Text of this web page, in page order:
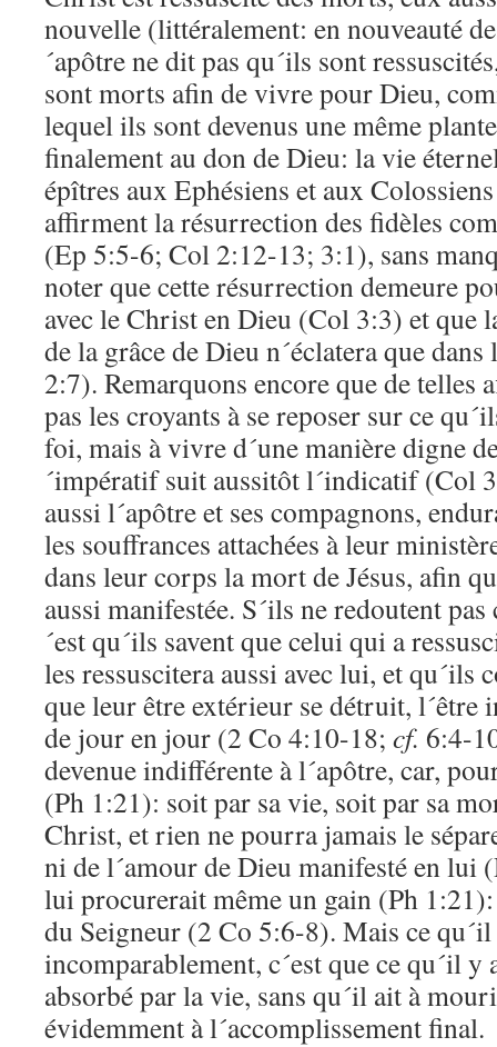
nouvelle (littéralement: en nouveauté
´apôtre ne dit pas qu´ils sont
sont morts afin de vivre pour Dieu,
lequel ils sont devenus une même
finalement au don de Dieu: la vie
épîtres aux Ephésiens et aux
affirment la résurrection des fidèles
(Ep 5:5-6; Col 2:12-13; 3:1), sans
noter que cette résurrection demeure
avec le Christ en Dieu (Col 3:3) et que
de la grâce de Dieu n´éclatera que
2:7). Remarquons encore que de telles
pas les croyants à se reposer sur ce
foi, mais à vivre d´une manière digne
´impératif suit aussitôt l´indicatif (Col
aussi l´apôtre et ses compagnons,
les souffrances attachées à leur
dans leur corps la mort de Jésus, afin
aussi manifestée. S´ils ne redoutent
´est qu´ils savent que celui qui a
les ressuscitera aussi avec lui, et qu´ils
que leur être extérieur se détruit, l´être
de jour en jour (2 Co 4:10-18; cf. 6:4-
devenue indifférente à l´apôtre, car,
(Ph 1:21): soit par sa vie, soit par sa
Christ, et rien ne pourra jamais le
ni de l´amour de Dieu manifesté en
lui procurerait même un gain (Ph
du Seigneur (2 Co 5:6-8). Mais ce
incomparablement, c´est que ce qu´il
absorbé par la vie, sans qu´il ait à
évidemment à l´accomplissement final.